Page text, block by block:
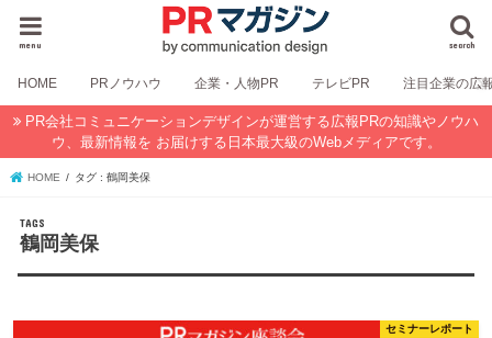
search
menu
HOME PRノウハウ 企業・人物PR テレビPR 注目企業の広
PR会社コミュニケーションデザインが運営する広報PRの知識やノウハ
ウ、最新情報を お届けする日本最大級のWebメディアです。
HOME タグ : 鶴岡美保
鶴岡美保
セミナーレポート